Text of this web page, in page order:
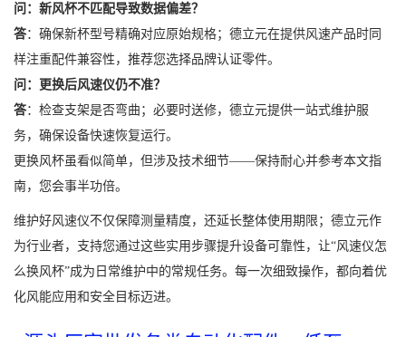
问：新风杯不匹配导致数据偏差？
答：确保新杯型号精确对应原始规格；德立元在提供风速产品时同
样注重配件兼容性，推荐您选择品牌认证零件。
问：更换后风速仪仍不准？
答：检查支架是否弯曲；必要时送修，德立元提供一站式维护服
务，确保设备快速恢复运行。
更换风杯虽看似简单，但涉及技术细节——保持耐心并参考本文指
南，您会事半功倍。
维护好风速仪不仅保障测量精度，还延长整体使用期限；德立元作
为行业者，支持您通过这些实用步骤提升设备可靠性，让“风速仪怎
么换风杯”成为日常维护中的常规任务。每一次细致操作，都向着优
化风能应用和安全目标迈进。